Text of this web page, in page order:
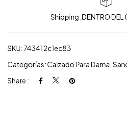
Shipping: DENTRO
SKU: 743412c1ec83
Categorías:Calzado Para Dama
Share :